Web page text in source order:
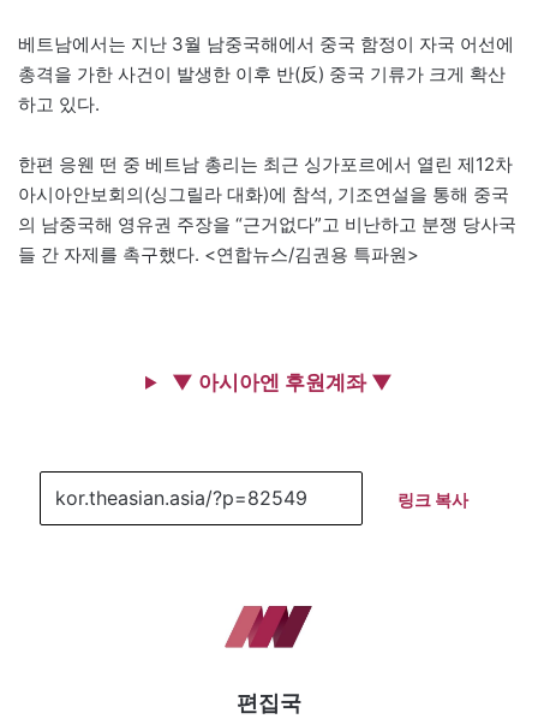
베트남에서는 지난 3월 남중국해에서 중국 함정이 자국 어선에
총격을 가한 사건이 발생한 이후 반(反) 중국 기류가 크게 확산
하고 있다.
한편 응웬 떤 중 베트남 총리는 최근 싱가포르에서 열린 제12차
아시아안보회의(싱그릴라 대화)에 참석, 기조연설을 통해 중국
의 남중국해 영유권 주장을 “근거없다”고 비난하고 분쟁 당사국
들 간 자제를 촉구했다. <연합뉴스/김권용 특파원>
▼ 아시아엔 후원계좌 ▼
링크 복사
편집국